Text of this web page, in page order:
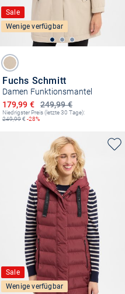
Sale
Wenige verfügbar
Fuchs Schmitt
Damen Funktionsmantel
249,99 €
Ermäßigter Preis
179,99 €
Niedrigster Preis (letzte 30 Tage):
249,99€ -28%
Sale
Wenige verfügbar